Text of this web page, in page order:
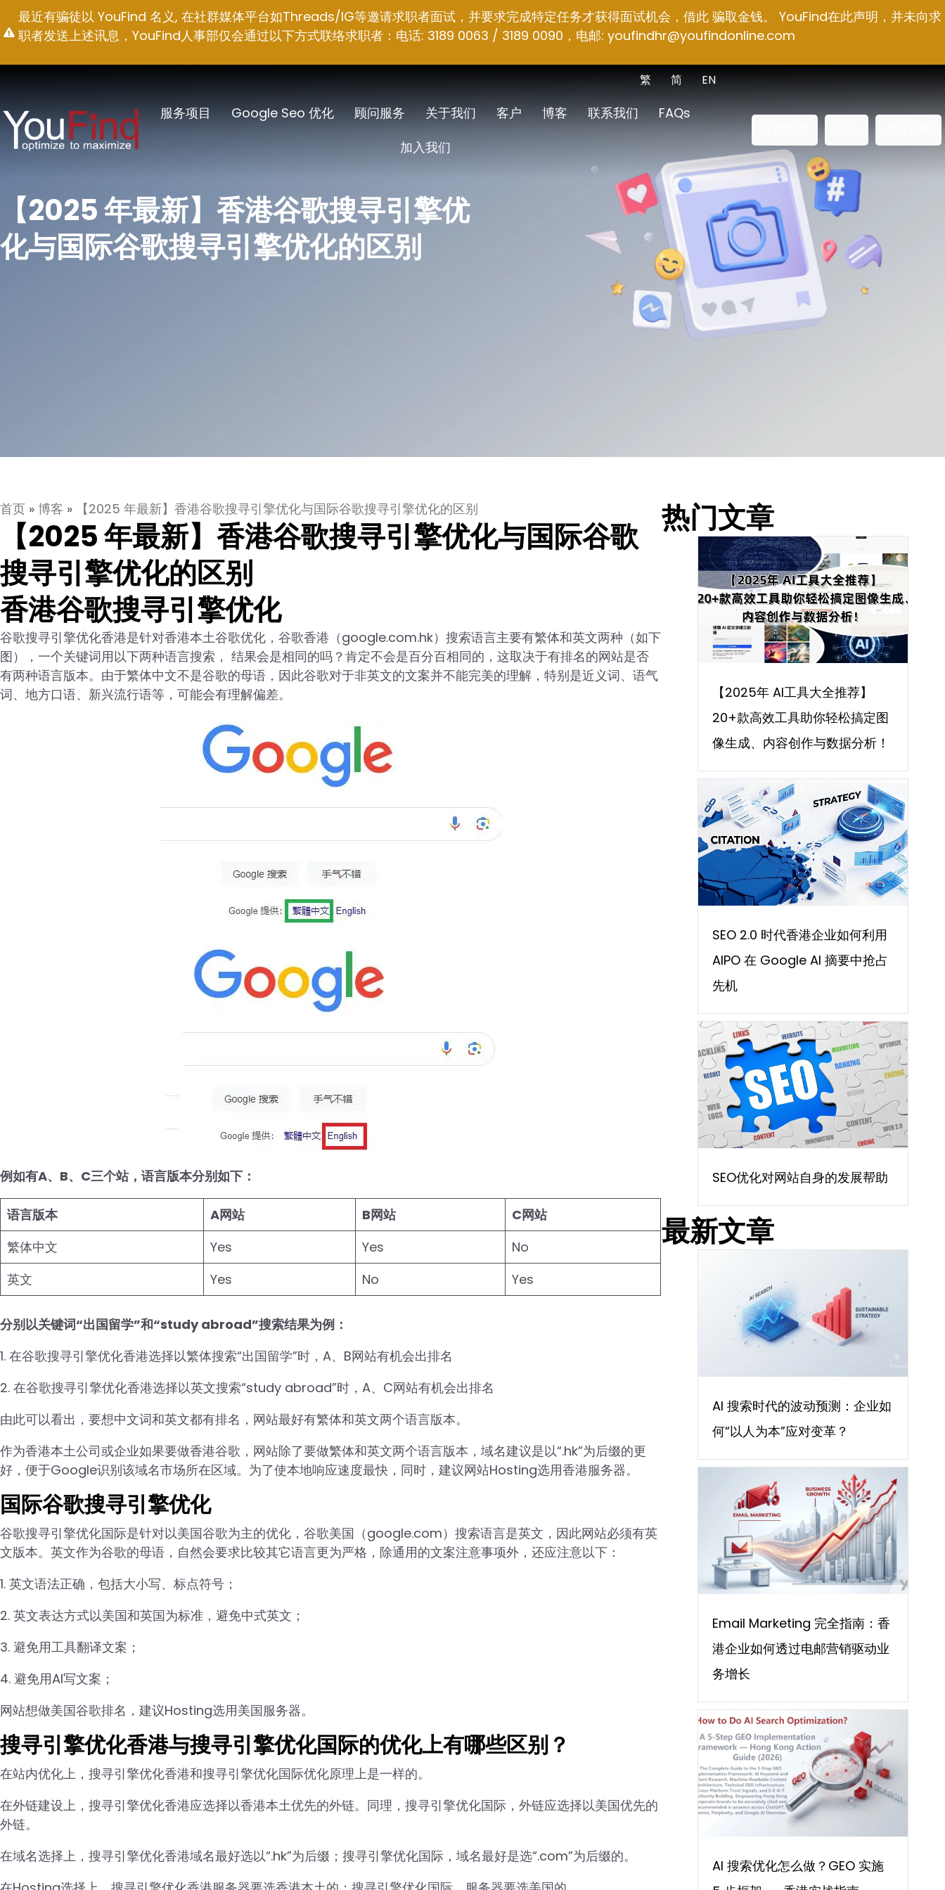
至
容
最近有骗徒以 YouFind 名义, 在社群媒体平台如Threads/IG等邀请求职者面试，并要求完成特定任务才获得面试机会，借此 骗取金钱。 YouFind在此声明，并未向求
职者发送上述讯息，YouFind人事部仅会通过以下方式联络求职者：电话: 3189 0063 / 3189 0090，电邮: youfindhr@youfindonline.com
EN
简
繁
服务项目 Google Seo 优化 顾问服务 关于我们 客户 博客 联系我们
FAQs
加入我们
【2025 年最新】香港谷歌搜寻引擎优
化与国际谷歌搜寻引擎优化的区别
首页 » 博客 » 【2025 年最新】香港谷歌搜寻引擎优化与国际谷歌搜寻引擎优化的区别
【2025 年最新】香港谷歌搜寻引擎优化与国际谷歌
搜寻引擎优化的区别
香港谷歌搜寻引擎优化
谷歌搜寻引擎优化香港是针对香港本土谷歌优化，谷歌香港（google.com.hk）搜索语言主要有繁体和英文两种（如下
图），一个关键词用以下两种语言搜索， 结果会是相同的吗？肯定不会是百分百相同的，这取决于有排名的网站是否
有两种语言版本。由于繁体中文不是谷歌的母语，因此谷歌对于非英文的文案并不能完美的理解，特别是近义词、语气
词、地方口语、新兴流行语等，可能会有理解偏差。
例如有A、B、C三个站，语言版本分别如下：
语言版本 A网站 B网站
C网站
繁体中文
Yes Yes
No
英文
Yes No Yes
分别以关键词“出国留学”和“study abroad”搜索结果为例：
1. 在谷歌搜寻引擎优化香港选择以繁体搜索“出国留学”时，A、B网站有机会出排名
2. 在谷歌搜寻引擎优化香港选择以英文搜索“study abroad”时，A、C网站有机会出排名
由此可以看出，要想中文词和英文都有排名，网站最好有繁体和英文两个语言版本。
作为香港本土公司或企业如果要做香港谷歌，网站除了要做繁体和英文两个语言版本，域名建议是以“.hk”为后缀的更
好，便于Google识别该域名市场所在区域。为了使本地响应速度最快，同时，建议网站Hosting选用香港服务器。
国际谷歌搜寻引擎优化
谷歌搜寻引擎优化国际是针对以美国谷歌为主的优化，谷歌美国（google.com）搜索语言是英文，因此网站必须有英
文版本。英文作为谷歌的母语，自然会要求比较其它语言更为严格，除通用的文案注意事项外，还应注意以下：
1. 英文语法正确，包括大小写、标点符号；
2. 英文表达方式以美国和英国为标准，避免中式英文；
3. 避免用工具翻译文案；
4. 避免用AI写文案；
网站想做美国谷歌排名，建议Hosting选用美国服务器。
搜寻引擎优化香港与搜寻引擎优化国际的优化上有哪些区别？
在站内优化上，搜寻引擎优化香港和搜寻引擎优化国际优化原理上是一样的。
在外链建设上，搜寻引擎优化香港应选择以香港本土优先的外链。同理，搜寻引擎优化国际，外链应选择以美国优先的
外链。
在域名选择上，搜寻引擎优化香港域名最好选以“.hk”为后缀；搜寻引擎优化国际，域名最好是选“.com”为后缀的。
热门文章
【2025年 AI工具大全推荐】
20+款高效工具助你轻松搞定图
像生成、内容创作与数据分析！
SEO 2.0 时代香港企业如何利用
AIPO 在 Google AI 摘要中抢占
先机
SEO优化对网站自身的发展帮助
最新文章
AI 搜索时代的波动预测：企业如
何“以人为本”应对变革？
Email Marketing 完全指南：香
港企业如何透过电邮营销驱动业
务增长
AI 搜索优化怎么做？GEO 实施